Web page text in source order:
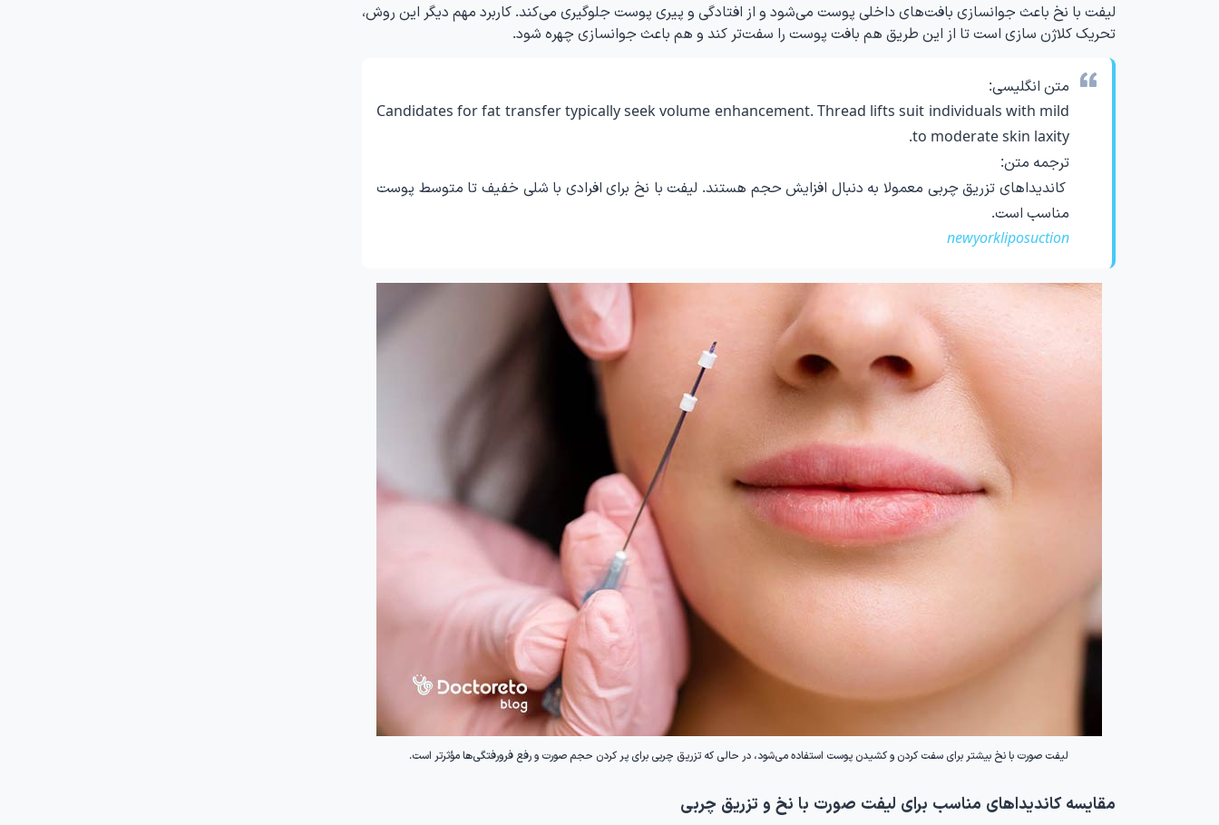
لیفت با نخ باعث جوانسازی بافت‌های داخلی پوست می‌شود و از افتادگی و پیری پوست جلوگیری می‌کند. کاربرد مهم دیگر این روش،
تحریک کلاژن سازی است تا از این طریق هم بافت پوست را سفت‌تر کند و هم باعث جوانسازی چهره شود.
متن انگلیسی:
Candidates for fat transfer typically seek volume enhancement. Thread lifts suit individuals with mild
to moderate skin laxity.
ترجمه متن:
کاندیداهای تزریق چربی معمولا به دنبال افزایش حجم هستند. لیفت با نخ برای افرادی با شلی خفیف تا متوسط پوست
مناسب است.
newyorkliposuction
لیفت صورت با نخ بیشتر برای سفت کردن و کشیدن پوست استفاده می‌شود، در حالی که تزریق چربی برای پر کردن حجم صورت و رفع فرورفتگی‌ها مؤثرتر است.
مقایسه کاندیداهای مناسب برای لیفت صورت با نخ و تزریق چربی